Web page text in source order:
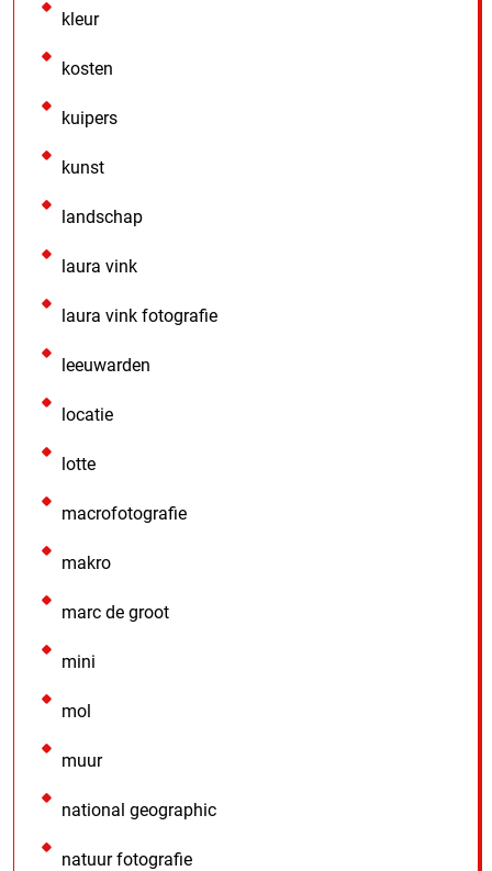
kleur
kosten
kuipers
kunst
landschap
laura vink
laura vink fotografie
leeuwarden
locatie
lotte
macrofotografie
makro
marc de groot
mini
mol
muur
national geographic
natuur fotografie